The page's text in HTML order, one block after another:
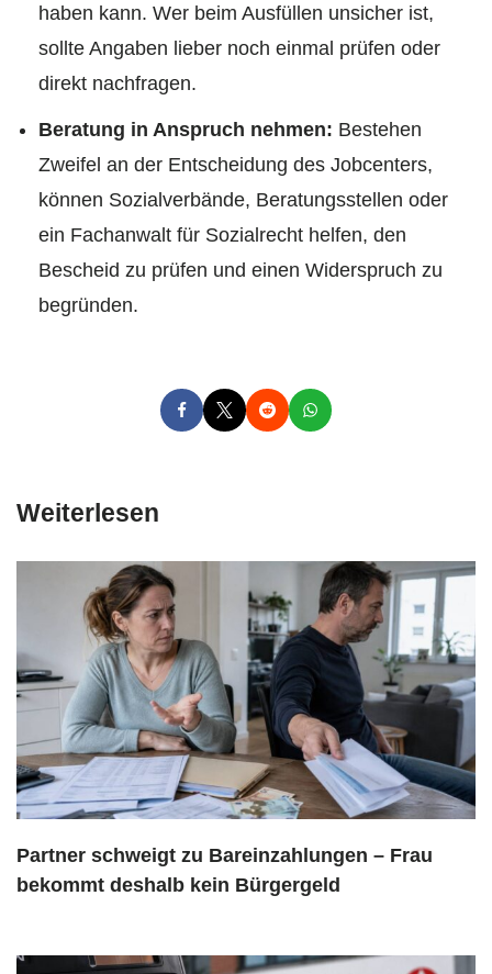
haben kann. Wer beim Ausfüllen unsicher ist,
sollte Angaben lieber noch einmal prüfen oder
direkt nachfragen.
Beratung in Anspruch nehmen: Bestehen
Zweifel an der Entscheidung des Jobcenters,
können Sozialverbände, Beratungsstellen oder
ein Fachanwalt für Sozialrecht helfen, den
Bescheid zu prüfen und einen Widerspruch zu
begründen.
Weiterlesen
Partner schweigt zu Bareinzahlungen – Frau
bekommt deshalb kein Bürgergeld